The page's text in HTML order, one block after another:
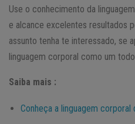
Use o conhecimento da
e alcance excelentes resultados
assunto tenha te interessado, se
linguagem corporal como um
Saiba mais :
Conheça a linguagem corporal